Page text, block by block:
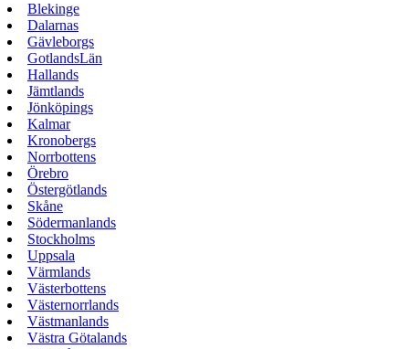
Blekinge
Dalarnas
Gävleborgs
GotlandsLän
Hallands
Jämtlands
Jönköpings
Kalmar
Kronobergs
Norrbottens
Örebro
Östergötlands
Skåne
Södermanlands
Stockholms
Uppsala
Värmlands
Västerbottens
Västernorrlands
Västmanlands
Västra Götalands